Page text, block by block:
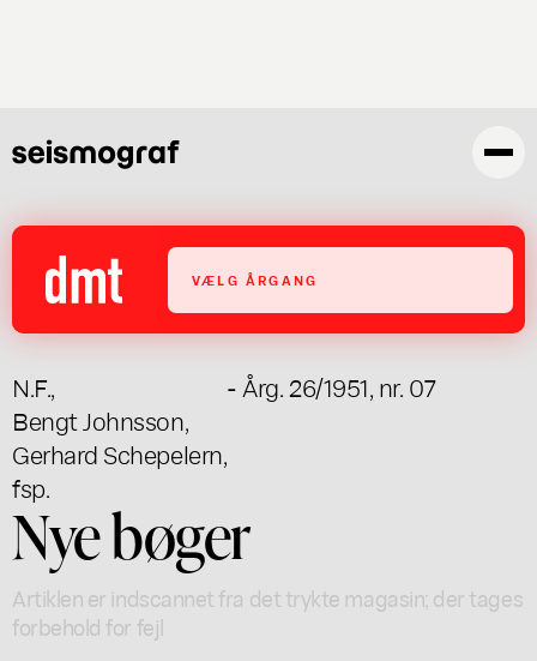
VÆLG ÅRGANG
N.F.,
Bengt Johnsson,
Gerhard Schepelern,
fsp.
- Årg. 26/1951, nr. 07
Nye bøger
Artiklen er indscannet fra det trykte magasin; der tages
forbehold for fejl